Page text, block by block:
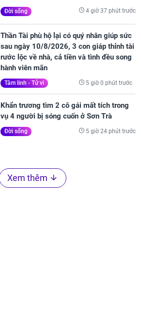
Đời sống 4 giờ 37 phút trước
Thần Tài phù hộ lại có quý nhân giúp sức
sau ngày 10/8/2026, 3 con giáp thỉnh tài
rước lộc về nhà, cả tiền và tình đều song
hành viên mãn
Tâm linh - Tử vi 5 giờ 0 phút trước
Khẩn trương tìm 2 cô gái mất tích trong
vụ 4 người bị sóng cuốn ở Sơn Trà
Đời sống 5 giờ 24 phút trước
Xem thêm